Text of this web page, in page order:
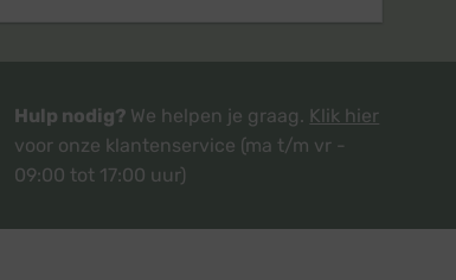
Hulp nodig? We helpen je graag. Klik hier
voor onze klantenservice (ma t/m vr -
09:00 tot 17:00 uur)